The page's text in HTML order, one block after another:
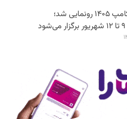
پوستر الکامپ ۱۴۰۵ رونمایی شد؛